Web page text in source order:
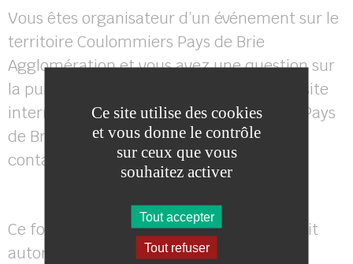
Vous êtes organisateur d’un événement sur le
territoire Coulommiers Pays de Brie
Agglomération et vous avez une question sur
la publication de votre événement sur le site
internet et l’application mobile Sortir en Pays
de Brie, merci d’utiliser ce formulaire de
contact.
Ce formulaire a besoin que reCAPTCHA soit
autorisé pour fonctionner
Ce site utilise des cookies
et vous donne le contrôle
sur ceux que vous
souhaitez activer
Tout accepter
Tout refuser